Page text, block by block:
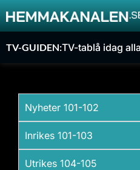
TV-GUIDEN:TV-tablå idag
Nyheter 101-102
Inrikes 101-103
Utrikes 104-105